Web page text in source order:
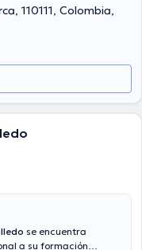
110111, Colombia,
se encuentra
a su formación